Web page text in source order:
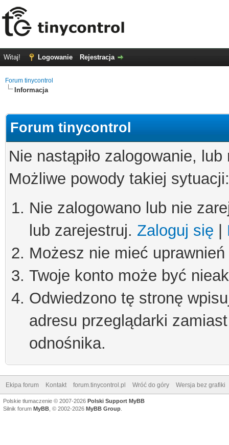
Witaj! Logowanie Rejestracja
Forum tinycontrol
Informacja
Forum tinycontrol
Nie nastąpiło zalogowanie,
Możliwe powody takiej sytuacji:
Nie zalogowano lub nie
lub zarejestruj. Zaloguj się
Możesz nie mieć
Twoje konto może być
Odwiedzono tę stronę
adresu przeglądarki
odnośnika.
Ekipa forum Kontakt forum.tinycontrol.pl Wróć do góry Wersja bez grafiki
Polskie tłumaczenie © 2007-2026 Polski Support MyBB
Silnik forum MyBB , © 2002-2026 MyBB Group